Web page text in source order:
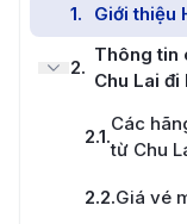
1. Giới thiệu
2.
Thông tin
Chu Lai đi
2.1.
Các
từ Chu
2.2.Giá vé